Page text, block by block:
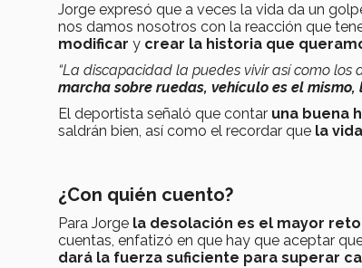
Jorge expresó que a veces la vida da un
nos damos nosotros con la reacción que
modificar y crear la historia que
“La discapacidad la puedes vivir así como
marcha sobre ruedas, vehículo es el
El deportista señaló que contar una buena
saldrán bien, así como el recordar que la
¿Con quién cuento?
Para Jorge la desolación es el mayor
cuentas, enfatizó en que hay que aceptar
dará la fuerza suficiente para superar